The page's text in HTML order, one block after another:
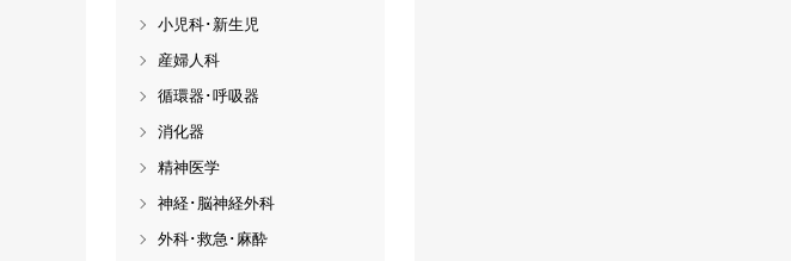
小児科･新生児
産婦人科
循環器･呼吸器
消化器
精神医学
神経･脳神経外科
外科･救急･麻酔